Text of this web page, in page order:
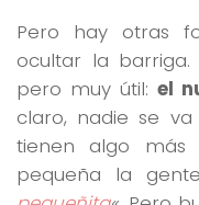
Pero hay otras
ocultar la
pero muy útil: el
claro, nadie se
tienen algo más
pequeña la